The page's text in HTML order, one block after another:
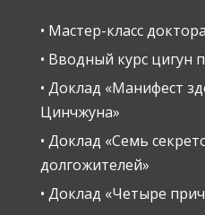
• Мастер-класс
• Вводный курс цигун
• Доклад «Манифест
Цинчжуна»
• Доклад «Семь
долгожителей»
• Доклад «Четыре